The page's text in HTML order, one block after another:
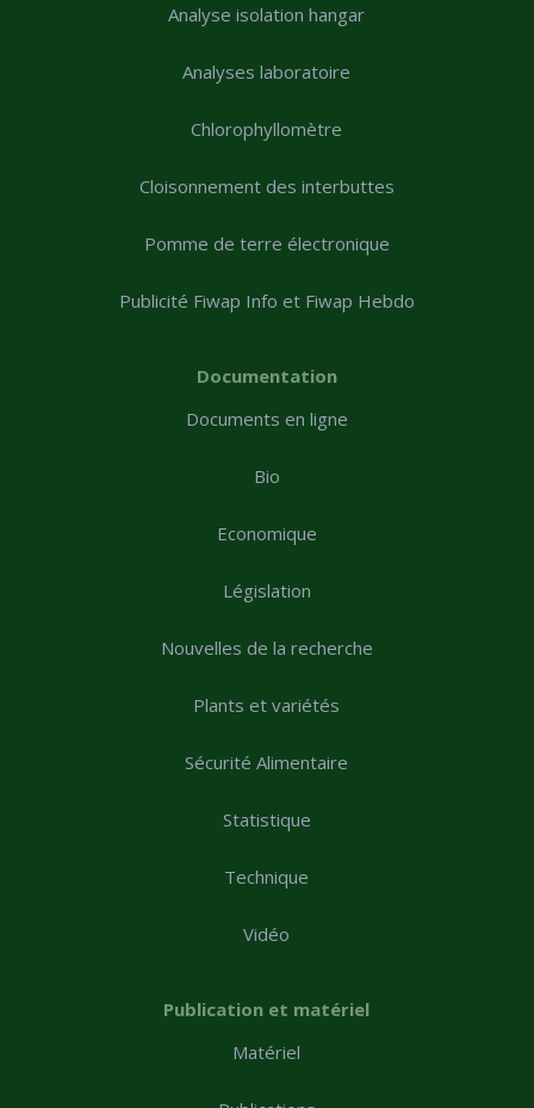
Analyse isolation hangar
Analyses laboratoire
Chlorophyllomètre
Cloisonnement des interbuttes
Pomme de terre électronique
Publicité Fiwap Info et Fiwap Hebdo
Documentation
Documents en ligne
Bio
Economique
Législation
Nouvelles de la recherche
Plants et variétés
Sécurité Alimentaire
Statistique
Technique
Vidéo
Publication et matériel
Matériel